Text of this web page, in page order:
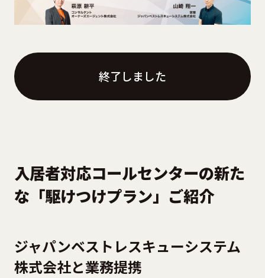
終了しました
入居者対応コールセンターの新た
な「駆けつけプラン」ご紹介
ジャパンベストレスキューシステム
株式会社と業務提携